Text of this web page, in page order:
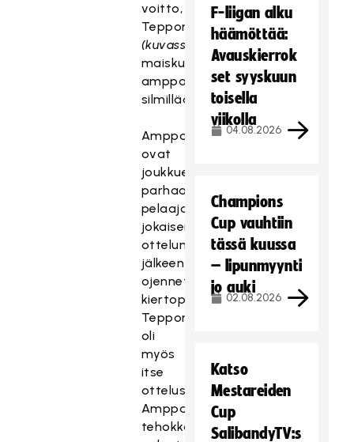
voitto,
Tepponen
(kuvassa)
maiskutteli
ampparilasit
silmillään.
Ampparilasit
ovat
joukkueen
parhaalle
pelaajalle
jokaisen
ottelun
jälkeen
ojennettava
kiertopalkinto.
Tepponen
oli
myös
itse
ottelussa
Ampparien
tehokkain
F-liigan alku
häämöttää:
Avauskierrok
set syyskuun
toisella
viikolla
04.08.2026
Champions
Cup vauhtiin
tässä kuussa
– lipunmyynti
jo auki
02.08.2026
Katso
Mestareiden
Cup
SalibandyTV:s